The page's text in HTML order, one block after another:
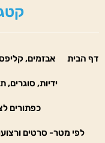
דף הבית אבזמים,
ידיות, סוגרים,
כפתורים
לפי מטר- סרטים